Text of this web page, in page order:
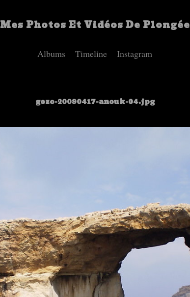
Mes Photos Et Vidéos De Plongée
Albums Timeline Instagram
gozo-20090417-anouk-04.jpg